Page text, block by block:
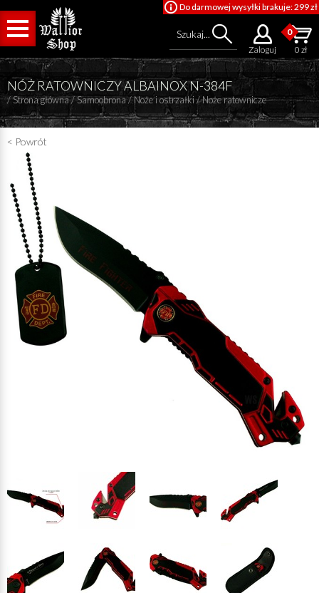
Szukaj...
Zaloguj
Do darmowej wysyłki brakuje: 299 zł
0
0 zł
NÓŻ RATOWNICZY ALBAINOX N-384F
/Strona główna/Samoobrona/Noże i ostrzałki/Noże ratownicze
< Powrót